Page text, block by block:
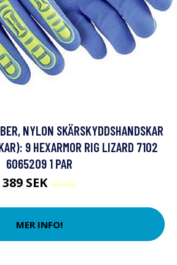
NYLON SKÄRSKYDDSHANDSKAR
9 HEXARMOR RIG LIZARD 7102
6065209 1 PAR
389 SEK469 SEK
MER INFO!